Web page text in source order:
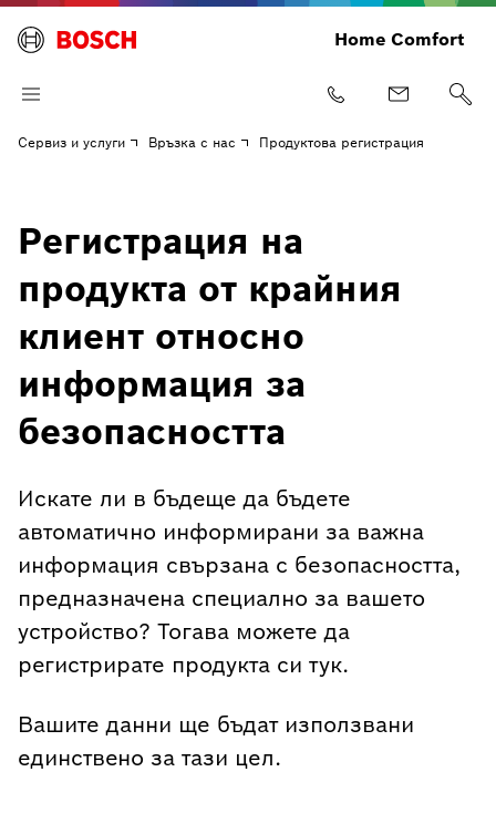
Home Comfort
Сервиз и услуги Връзка с нас Продуктова регистрация
Регистрация на
продукта от крайния
клиент относно
информация за
безопасността
Искате ли в бъдеще да бъдете
автоматично информирани за важна
информация свързана с безопасността,
предназначена специално за вашето
устройство? Тогава можете да
регистрирате продукта си тук.
Вашите данни ще бъдат използвани
единствено за тази цел.